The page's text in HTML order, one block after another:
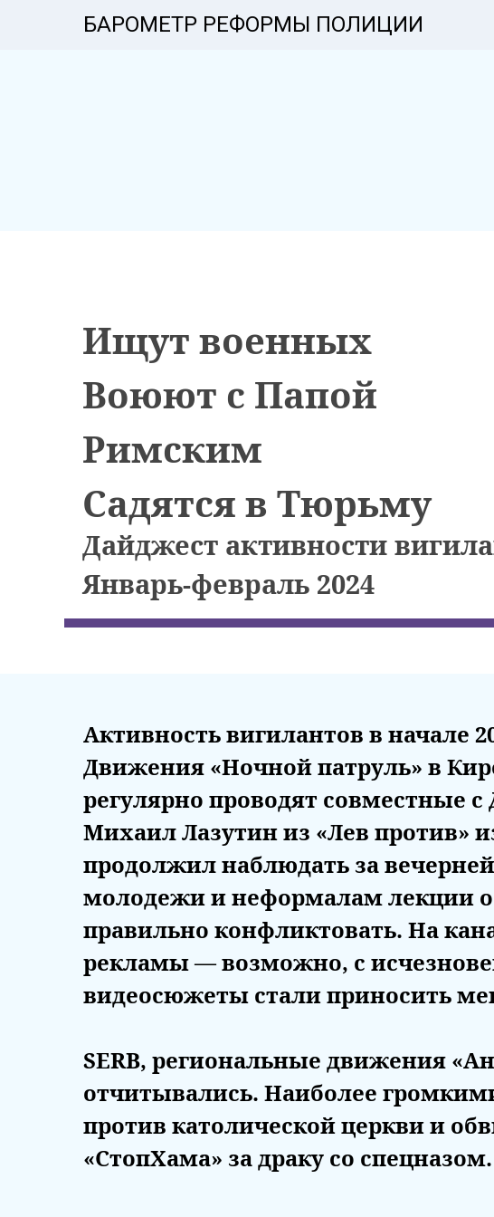
БАРОМЕТР РЕФОРМЫ ПОЛИЦИИ
Дайджест активности
Январь-февраль 2024
Ищут военных
Воюют с Папой
Римским
Садятся в Тюрьму
Активность вигилантов в начале
Движения «Ночной патруль» в
регулярно проводят совместные
Михаил Лазутин из «Лев против»
продолжил наблюдать за
молодежи и неформалам лекции о
правильно конфликтовать. На
рекламы — возможно, с
видеосюжеты стали приносить
SERB, региональные движения
отчитывались. Наиболее
против католической церкви и
«СтопХама» за драку со спецназом.